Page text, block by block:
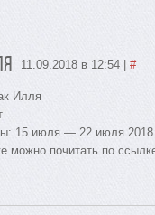
11.09.2018 в 12:54 #
Илля
15 июля — 22 июля 2018
можно почитать по